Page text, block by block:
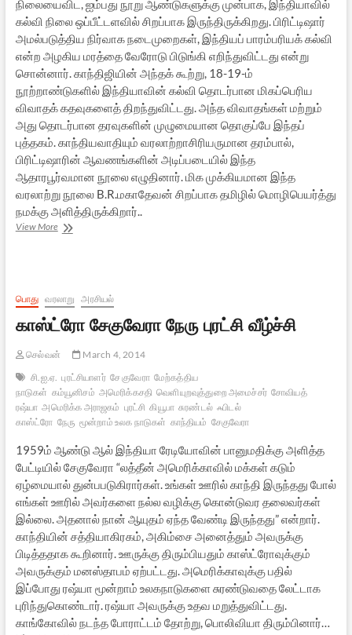
நிலையைவிட, ஐம்பது நூறு ஆண்டுகளுக்கு முன்பாக, இந்தியாவில்
கல்வி நிலை ஒப்பீட்டளவில் சிறப்பாக இருந்திருக்கிறது. பிரிட்டிஷார்
அமல்படுத்திய நிர்வாக நடைமுறைகள், இந்தியப் பாரம்பரியக் கல்வி
என்ற அழகிய மரத்தை வேரோடு பிடுங்கி எறிந்துவிட்டது என்று
சொன்னார். காந்திஜியின் அந்தக் கூற்று, 18-19-ம்
நூற்றாண்டுகளில் இந்தியாவின் கல்வி தொடர்பான மிகப்பெரிய
விவாதக் கதவுகளைத் திறந்துவிட்டது. அந்த விவாதங்கள் மற்றும்
அது தொடர்பான தரவுகளின் முழுமையான தொகுப்பே இந்தப்
புத்தகம். காந்தியவாதியும் வரலாற்றாசிரியருமான தரம்பால்,
பிரிட்டிஷாரின் ஆவணங்களின் அடிப்படையில் இந்த
ஆதாரபூர்வமான நூலை எழுதினார். மிக முக்கியமான இந்த
வரலாற்று நூலை B.R.மகாதேவன் சிறப்பாக தமிழில் மொழிபெயர்த்து
நமக்கு அளித்திருக்கிறார்..
View Moreஅழகிய
–
புத்தக
அறிமுகம்
பொது வரலாறு அரசியல்
காஸ்ட்ரோ சேகுவேரா நேரு புரட்சி வீழ்ச்சி
செல்வன்
March 4, 2014
சி.ஐ.ஏ. புரட்சியாளர் சே குவேரா மேற்கத்திய
நாடுகள் கம்யூனிசம் அமெரிக்கசதி வெளியுறவுத்துறை அமைச்சர் சோவியத்
ரஷ்யா அமெரிக்க அராஜகம் புரட்சி கியூபா சுரண்டல் ஃபிடல்
காஸ்ட்ரோ நேரு மூன்றாம் உலக நாடுகள் காந்தியம் சேகுவேரா
1959ம் ஆண்டு ஆல் இந்தியா ரேடியோவின் பானுமதிக்கு அளித்த
பேட்டியில் சேகுவேரா “லத்தீன் அமெரிக்காவில் மக்கள் கடும்
ஏழ்மையால் துன்பபடுகிரார்கள். உங்கள் ஊரில் காந்தி இருந்தது போல்
எங்கள் ஊரில் அவர்களை நல்ல வழிக்கு கொன்டுவர தலைவர்கள்
இல்லை. அதனால் நான் ஆயுதம் ஏந்த வேண்டி இருந்தது” என்றார்.
காந்தியின் சத்தியாகிரகம், அகிம்சை அனைத்தும் அவருக்கு
பிடித்ததாக கூறினார். ஊருக்கு திரும்பியதும் காஸ்ட்ரோவுக்கும்
அவருக்கும் மனஸ்தாபம் ஏற்பட்டது. அமெரிக்காவுக்கு பதில்
இப்போது ரஷ்யா மூன்றாம் உலகநாடுகளை சுரண்டுவதை லேட்டாக
புரிந்துகொண்டார். ரஷ்யா அவருக்கு உதவ மறுத்துவிட்டது.
காங்கோவில் நடந்த போராட்டம் தோற்று, பொலிவியா திரும்பினார்…